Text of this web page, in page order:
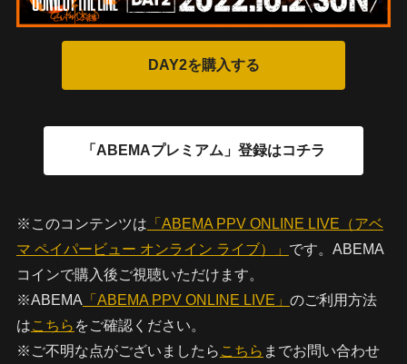
※このコンテンツは 「ABEMA PPV ONLINE LIVE（アベ
マ ペイパービュー オンライン ライブ）」 です。ABEMA
コインで購入後ご視聴いただけます。
※ABEMA 「ABEMA PPV ONLINE LIVE」 のご利用方法
はこちら をご確認ください。
※ご不明な点がございましたら こちら までお問い合わせ